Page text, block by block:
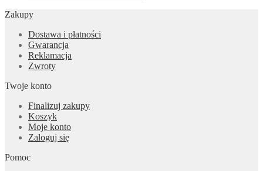
Zakupy
Dostawa i płatności
Gwarancja
Reklamacja
Zwroty
Twoje konto
Finalizuj zakupy
Koszyk
Moje konto
Zaloguj się
Pomoc